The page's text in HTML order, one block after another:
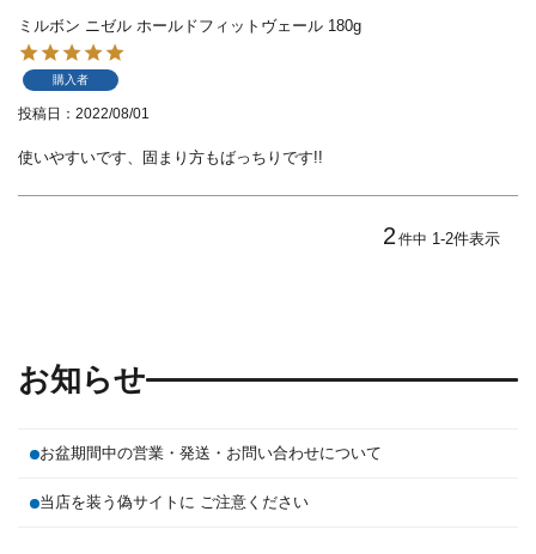
ミルボン ニゼル ホールドフィットヴェール 180g
購入者
投稿日 2022/08/01
使いやすいです、固まり方もばっちりです!!
2 件中 1-2件表示
お知らせ
お盆期間中の営業・発送・お問い合わせについて
当店を装う偽サイトに ご注意ください